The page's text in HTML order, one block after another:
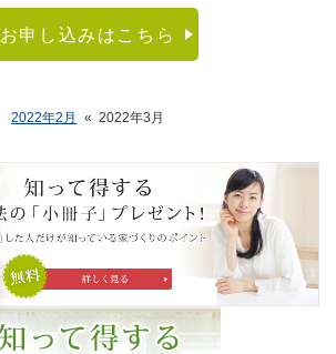
お申し込みはこちら
2022年2月 « 2022年3月